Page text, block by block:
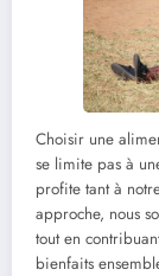
Choisir une
se limite pas à
profite tant à
approche, nous
tout en
bienfaits